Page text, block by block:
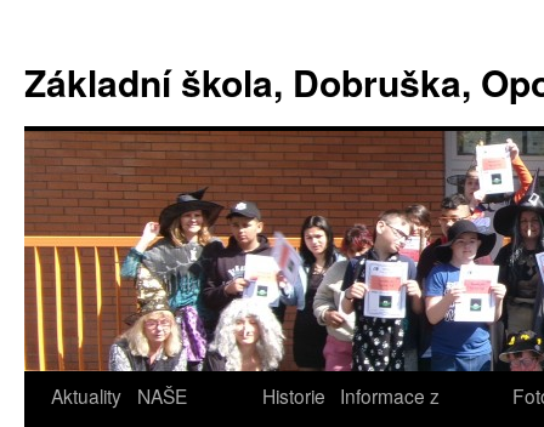
Základní škola, Dobruška,
Aktuality
NAŠE
Historie
Informace z